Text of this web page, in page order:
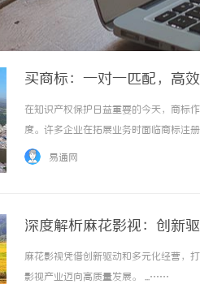
买商标：一对一匹配，高
在知识产权保护日益重要的今天，商标
度。许多企业在拓展业务时面临商标注
精准匹配”模式，已成为破解这一难题
易通网
深度解析麻花影视：创新
麻花影视凭借创新驱动和多元化经营，
影视产业迈向高质量发展。 ...……